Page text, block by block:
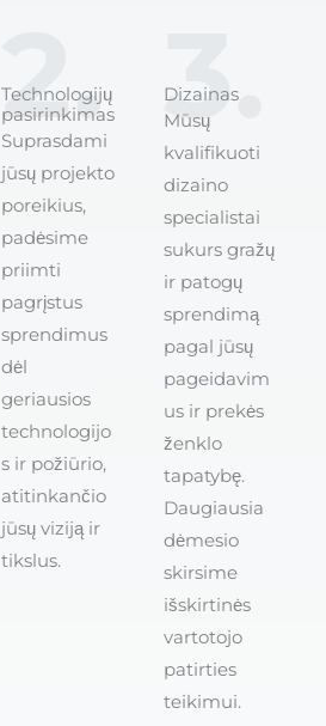
2.
Technologijų
pasirinkimas
Suprasdami
jūsų projekto
poreikius,
padėsime
priimti
pagrįstus
sprendimus
dėl
geriausios
technologijo
s ir požiūrio,
atitinkančio
jūsų viziją ir
tikslus.
3.
Dizainas
Mūsų
kvalifikuoti
dizaino
specialistai
sukurs gražų
ir patogų
sprendimą
pagal jūsų
pageidavim
us ir prekės
ženklo
tapatybę.
Daugiausia
dėmesio
skirsime
išskirtinės
vartotojo
patirties
teikimui.